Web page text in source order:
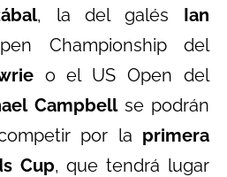
, la del galés Ian
Championship del
o el US Open del
Campbellse podrán
por la primera
Cup, que tendrá lugar